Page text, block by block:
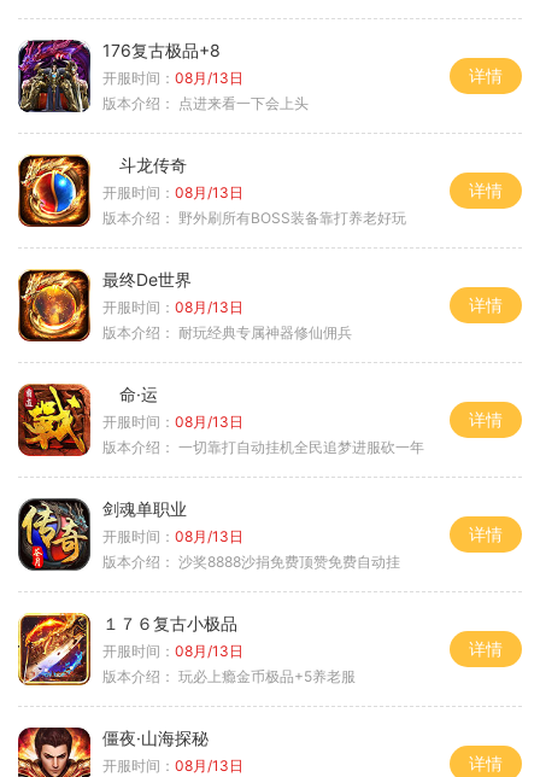
176复古极品+8
开服时间： 08月/13日
版本介绍： 点进来看一下会上头
详情
斗龙传奇
开服时间： 08月/13日
版本介绍： 野外刷所有BOSS装备靠打养老好玩
详情
最终De世界
开服时间： 08月/13日
版本介绍： 耐玩经典专属神器修仙佣兵
详情
命·运
开服时间： 08月/13日
版本介绍： 一切靠打自动挂机全民追梦进服砍一年
详情
剑魂单职业
开服时间： 08月/13日
版本介绍： 沙奖8888沙捐免费顶赞免费自动挂
详情
１７６复古小极品
开服时间： 08月/13日
版本介绍： 玩必上瘾金币极品+5养老服
详情
僵夜·山海探秘
开服时间： 08月/13日
详情